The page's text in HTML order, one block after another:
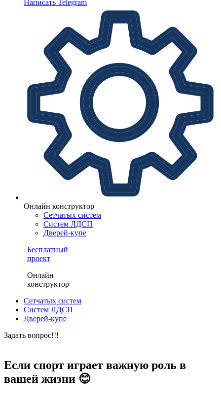
Написать Telegram
Онлайн конструктор
Сетчатых систем
Систем ЛДСП
Дверей-купе
Бесплатный
проект
Онлайн
конструктор
Сетчатых систем
Систем ЛДСП
Дверей-купе
Задать вопрос!!!
Если спорт играет важную роль в
вашей жизни 😊